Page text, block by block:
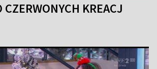
CZERWONYCH KREACJ